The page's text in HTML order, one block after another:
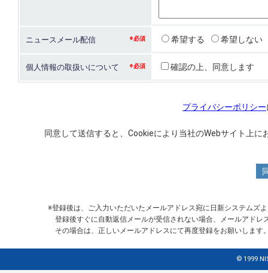
ニュースメール配信 希望する 希望しない
個人情報の取扱いについて 確認の上、同意します
プライバシーポリシー
同意して送信すると、Cookieにより当社のWebサイト上
※登録後は、ご入力いただいたメールアドレス宛に日新システムズ
登録後すぐに自動返信メールが受信されない場合、メールアドレ
その場合は、正しいメールアドレスにて再度登録をお願いしま
© 1999